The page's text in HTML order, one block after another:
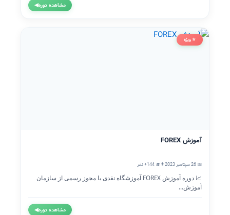
مشاهده دوره◀
⭐ ویژه
آموزش FOREX
📅 26 سپتامبر 2023
👨‍🎓 144+ نفر
📈 دوره آموزش FOREX آموزشگاه نقدی با مجوز رسمی از سازمان
آموزش...
مشاهده دوره◀